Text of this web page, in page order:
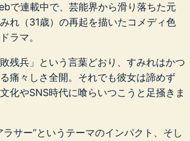
で連載中で、芸能界から滑り落ちた元
れ（31歳）の再起を描いたコメディ色
ラマ。
残兵」という言葉どおり、すみれはかつ
痛々しさ全開。それでも彼女は諦めず
化やSNS時代に喰らいつこうと足掻きま
ラサー”というテーマのインパクト、そし